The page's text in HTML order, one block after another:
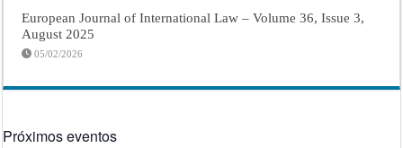
European Journal of International Law – Volume 36, Issue 3,
August 2025
05/02/2026
Próximos eventos